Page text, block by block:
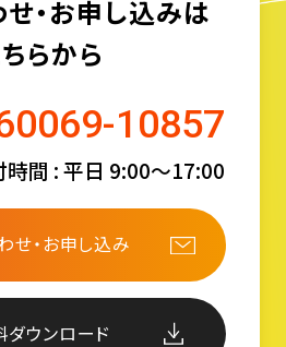
・お申し込みは
らから
10857
時間 : 平日 9:00〜17:00
せ・お申し込み
ダウンロード